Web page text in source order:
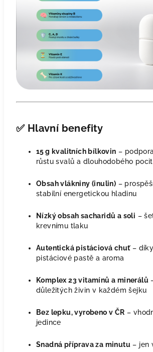
✅ Hlavní benefity
15 g kvalitních bílkovin –
růstu svalů a dlouhodobého
Obsah vlákniny (inulin) –
stabilní energetickou hladinu
Nízký obsah sacharidů a soli –
krevnímu tlaku
Autentická pistáciová chuť–
pistáciové pastě a aroma
Komplex 23 vitamínů a minerálů
důležitých živin v každém šejku
Bez lepku, vyrobeno v ČR –
jedince
Snadná příprava za minutu – jen